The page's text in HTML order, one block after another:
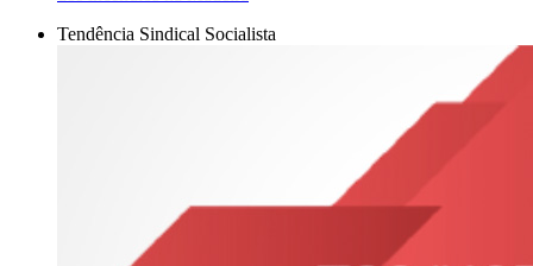
Tendência Sindical Socialista